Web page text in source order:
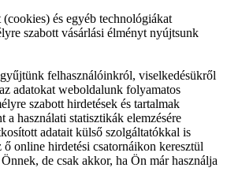
és egyéb technológiákat
szabott vásárlási élményt nyújtsunk
felhasználóinkról, viselkedésükről
adatokat weboldalunk folyamatos
szabott hirdetések és tartalmak
a használati statisztikák elemzésére
adatait külső szolgáltatókkal is
online hirdetési csatornáikon keresztül
de csak akkor, ha Ön már használja